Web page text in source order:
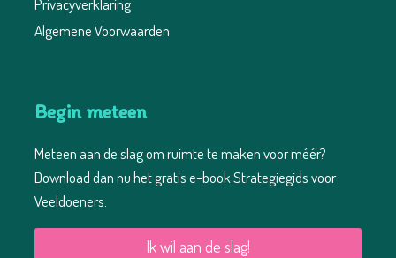
Privacyverklaring
Algemene Voorwaarden
Begin meteen
Meteen aan de slag om ruimte te maken voor méér?
Download dan nu het gratis e-book Strategiegids voor
Veeldoeners.
Ik wil aan de slag!